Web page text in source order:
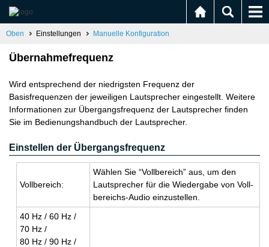
Oben Einstellungen Manuelle Konfiguration
Übernahmefrequenz
Wird entsprechend der niedrigsten Frequenz der
Basisfrequenzen der jeweiligen Lautsprecher eingestellt. Weitere
Informationen zur Übergangsfrequenz der Lautsprecher finden
Sie im Bedienungshandbuch der Lautsprecher.
Einstellen der Übergangsfrequenz
Voll­be­reich:
Wäh­len Sie “Voll­be­reich” aus, um den
Laut­spre­cher für die Wie­der­ga­be von Voll­
be­reichs-Audio ein­zu­stel­len.
40 Hz / 60 Hz /
70 Hz /
80 Hz / 90 Hz /